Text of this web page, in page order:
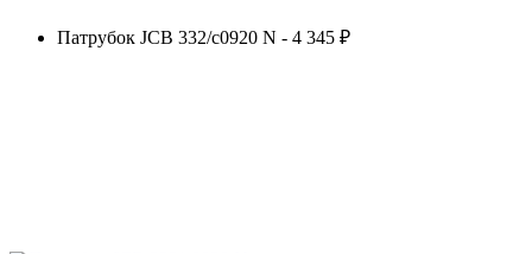
Патрубок JCB 332/c0920 N - 4 345 ₽